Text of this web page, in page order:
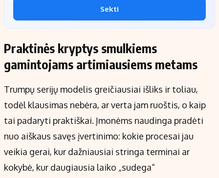
Sekti
Praktinės kryptys smulkiems
gamintojams artimiausiems metams
Trumpų serijų modelis greičiausiai išliks ir toliau,
todėl klausimas nebėra, ar verta jam ruoštis, o kaip
tai padaryti praktiškai. Įmonėms naudinga pradėti
nuo aiškaus savęs įvertinimo: kokie procesai jau
veikia gerai, kur dažniausiai stringa terminai ar
kokybė, kur daugiausia laiko „sudega“